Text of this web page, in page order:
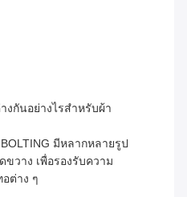
กันอย่างไรสําหรับผ้า
มีหลากหลายรูป
วาง เพื่อรองรับความ
ต่าง ๆ